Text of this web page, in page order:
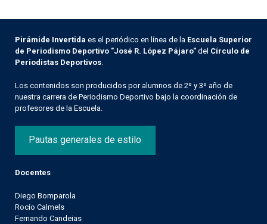
Pirámide Invertida es el periódico en línea de la Escuela Superior
de Periodismo Deportivo "José R. López Pájaro" del Círculo de
Periodistas Deportivos
Los contenidos son producidos por alumnos de 2º y 3º año de
nuestra carrera de Periodismo Deportivo bajo la coordinación de
profesores de la Escuela.
Pautas generales de estilo
Docentes
Diego Bomparola
Rocío Calmels
Fernando Candeias